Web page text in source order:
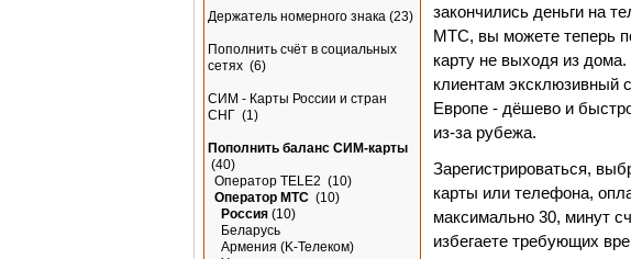
Держатель номерного знака (23)
Пополнить счёт в социальных
сетях (6)
СИМ - Карты России и стран
СНГ (1)
Пополнить баланс СИМ-карты
(40)
Оператор TELE2 (10)
Оператор МТС (10)
Россия (10)
Беларусь
Армения (K-Teлeкoм)
закончились деньги на
МТС, вы можете теперь
карту не выходя из
клиентам эксклюзивный
Европе - дёшево и
из-за рубежа.
Зарегистрироваться,
карты или телефона,
максимально 30, минут
избегаете требующих